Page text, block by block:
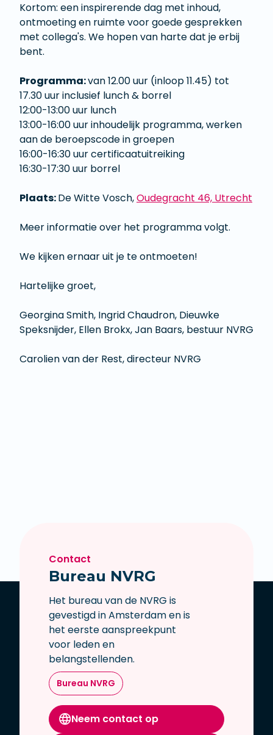
Kortom: een inspirerende dag met inhoud,
ontmoeting en ruimte voor goede gesprekken
met collega's. We hopen van harte dat je erbij
bent.
Programma:van 12.00 uur (inloop 11.45) tot
17.30 uur inclusief lunch & borrel
12:00-13:00 uur lunch
13:00-16:00 uur inhoudelijk programma, werken
aan de beroepscode in groepen
16:00-16:30 uur certificaatuitreiking
16:30-17:30 uur borrel
Plaats:De Witte Vosch,Oudegracht 46, Utrecht
Meer informatie over het programma volgt.
We kijken ernaar uit je te ontmoeten!
Hartelijke groet,
Georgina Smith, Ingrid Chaudron, Dieuwke
Speksnijder, Ellen Brokx, Jan Baars, bestuur NVRG
Carolien van der Rest, directeur NVRG
Contact
Bureau NVRG
Het bureau van de NVRG is
gevestigd in Amsterdam en is
het eerste aanspreekpunt
voor leden en
belangstellenden.
Bureau NVRG
Neem contact op